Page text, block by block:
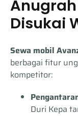
Disukai
Sewa mobil
berbagai fitur
kompetitor:
Duri Kepa